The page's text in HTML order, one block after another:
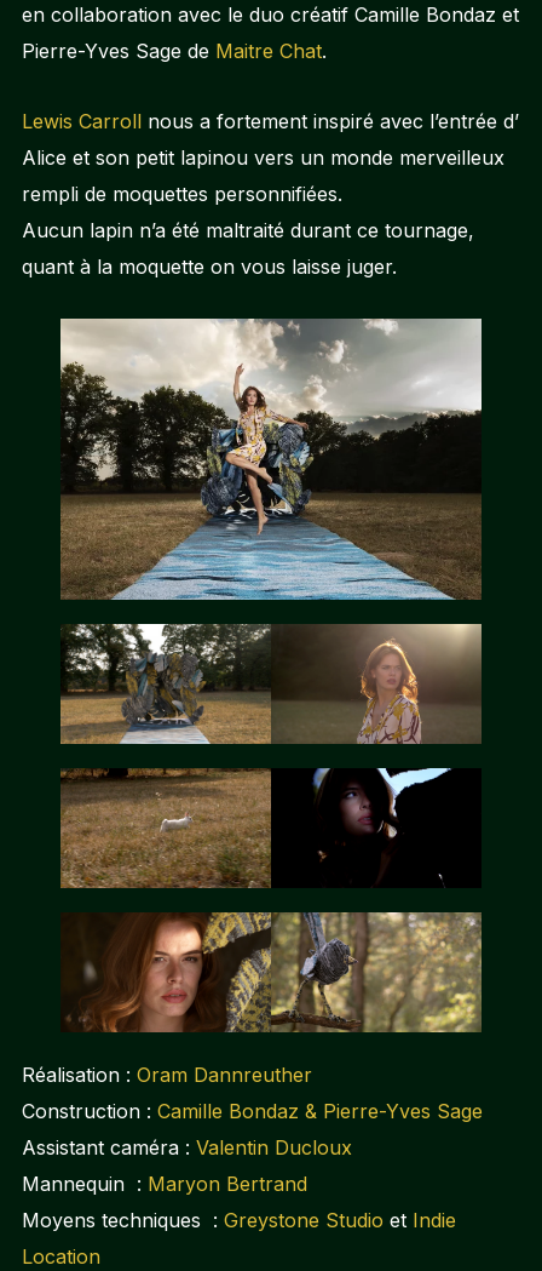
en collaboration avec le duo créatif Camille Bondaz et
Pierre-Yves Sage deMaitre Chat.
Lewis Carrollnous a fortement inspiré avec l’entrée d’
Alice et son petit lapinou vers un monde merveilleux
rempli de moquettes personnifiées.
Aucun lapin n’a été maltraité durant ce tournage,
quant à la moquette on vous laisse juger.
Réalisation : Oram Dannreuther
Construction : Camille Bondaz & Pierre-Yves Sage
Assistant caméra : Valentin Ducloux
Mannequin : Maryon Bertrand
Moyens techniques : Greystone Studio et Indie
Location